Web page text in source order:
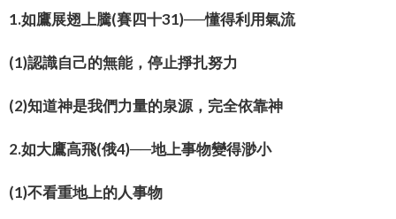
1.如鷹展翅上騰(賽四十31)──懂得利用氣流
(1)認識自己的無能，停止掙扎努力
(2)知道神是我們力量的泉源，完全依靠神
2.如大鷹高飛(俄4)──地上事物變得渺小
(1)不看重地上的人事物